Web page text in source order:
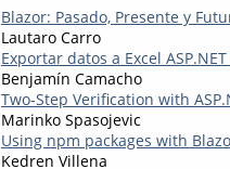
Blazor: Pasado, Presente y
Lautaro Carro
Exportar datos a Excel
Benjamín Camacho
Two-Step Verification with
Marinko Spasojevic
Using npm packages with
Kedren Villena